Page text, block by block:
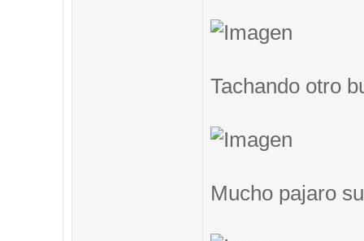
Tachando otro
Mucho pajaro